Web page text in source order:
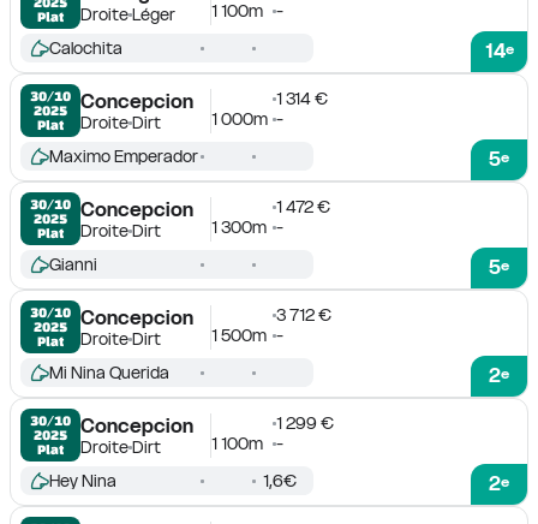
Plat
DroiteLéger
1 100m
-
14e
Calochita
30/10
2025
Plat
Concepcion
DroiteDirt
1 314 €
1 000m -
5e
Maximo Emperador
30/10
2025
Plat
Concepcion
DroiteDirt
1 472 €
1 300m -
5e
Gianni
30/10
2025
Plat
Concepcion
DroiteDirt
3 712 €
1 500m -
2e
Mi Nina Querida
30/10
2025
Plat
Concepcion
DroiteDirt
1 299 €
1 100m
-
2e
Hey Nina 1,6€